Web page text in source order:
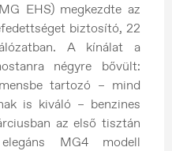
EHS) megkezdte az
biztosító, 22
A kínálat a
négyre bővült:
tartozó – mind
is kiváló – benzines
az első tisztán
MG4 modell